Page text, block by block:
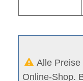
Alle Preise
Online-Shop.